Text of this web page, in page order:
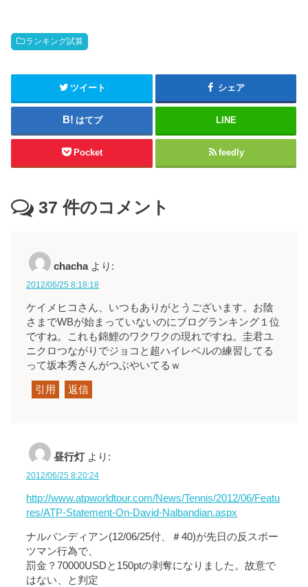
ランキング試算
ツイート シェア
はてブ LINE
Pocket feedly
37 件のコメント
chacha より:
2012/06/25 8:18:18
ケイメヒコさん、いつもありがとうございます。お陰
さまでWBが始まっていないのにブログランキング１位
ですね。これも錦鯉のワクワクの現れですね。圭君ユ
ニクロつながりでジョコと超ハイレベルの練習してる
って坂本秀さんがつぶやいてるｗ
引用 返信
昼行灯 より:
2012/06/25 8:20:24
http://www.atpworldtour.com/News/Tennis/2012/06/Featu
res/ATP-Statement-On-David-Nalbandian.aspx
ナルバンディアン(12/06/25付、＃40)が先日の反スポー
ツマン行為で、
罰金？70000USDと150ptの剥奪になりました。故意で
はない、と判定